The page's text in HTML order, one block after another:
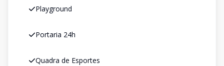
Playground
Portaria 24h
Quadra de Esportes